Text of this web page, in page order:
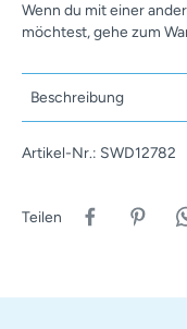
Wenn du mit einer
möchtest, gehe zum
Beschreibung
Artikel-Nr.: SWD12782
Teilen